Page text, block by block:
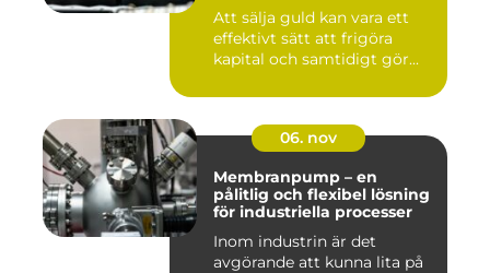
Att sälja guld kan vara ett
effektivt sätt att frigöra
kapital och samtidigt gör...
06. nov
Membranpump – en
pålitlig och flexibel lösning
för industriella processer
Inom industrin är det
avgörande att kunna lita på